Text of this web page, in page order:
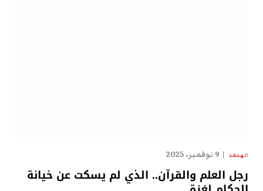
الهدهد 9 نوفمبر، 2025
رجل العلم والقرآن.. الذي لم يسكت عن خيانة